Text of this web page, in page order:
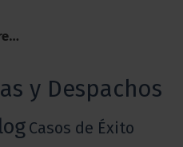
y Despachos
Casos de Éxito